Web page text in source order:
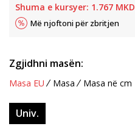
Shuma e kursyer: 1.767 MKD
Më njoftoni për zbritjen
Zgjidhni masën:
Masa EU Masa Masa në cm
Univ.